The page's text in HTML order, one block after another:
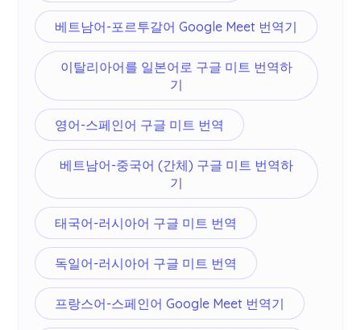
베트남어-포르투갈어 Google Meet 번역기
이탈리아어를 일본어로 구글 미트 번역하
기
영어-스페인어 구글 미트 번역
베트남어-중국어 (간체) 구글 미트 번역하
기
태국어-러시아어 구글 미트 번역
독일어-러시아어 구글 미트 번역
프랑스어-스페인어 Google Meet 번역기